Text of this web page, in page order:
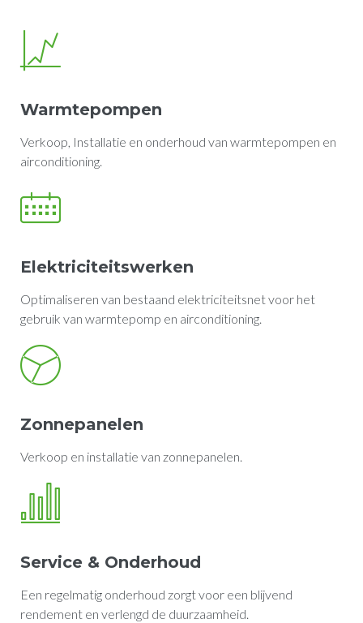
Warmtepompen
Verkoop, Installatie en onderhoud van warmtepompen en
airconditioning.
Elektriciteitswerken
Optimaliseren van bestaand elektriciteitsnet voor het
gebruik van warmtepomp en airconditioning.
Zonnepanelen
Verkoop en installatie van zonnepanelen.
Service & Onderhoud
Een regelmatig onderhoud zorgt voor een blijvend
rendement en verlengd de duurzaamheid.